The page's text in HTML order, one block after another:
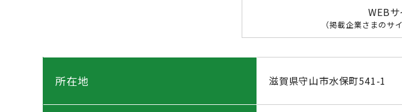
WEB
（掲載企業さまのサ
所在地 滋賀県守山市水保町541-1